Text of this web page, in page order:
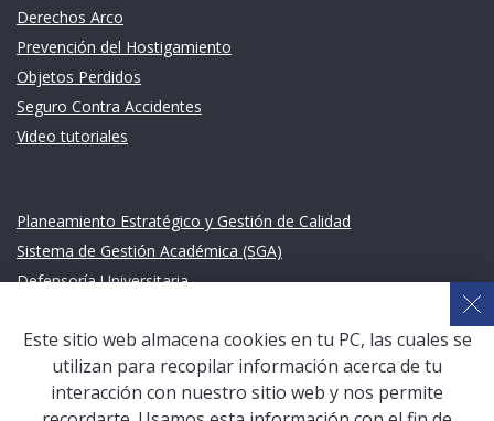
Derechos Arco
Prevención del Hostigamiento
Objetos Perdidos
Seguro Contra Accidentes
Video tutoriales
Planeamiento Estratégico y Gestión de Calidad
Sistema de Gestión Académica (SGA)
Defensoría Universitaria
San Pablo Mail
Aula Virtual Pregrado
Aula Virtual Postgrado
Este sitio web almacena cookies en tu PC, las cuales se
utilizan para recopilar información acerca de tu
interacción con nuestro sitio web y nos permite